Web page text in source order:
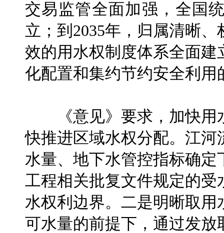
交易监管全面加强，全国
立；到2035年，归属清晰
效的用水权制度体系全面
化配置和集约节约安全利用
《意见》要求，加快用
快推进区域水权分配。江
水量、地下水管控指标确
工程相关批复文件规定的
水权利边界。二是明晰取
可水量的前提下，通过发